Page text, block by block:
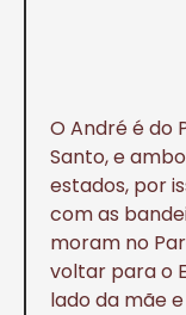
O André é do
Santo, e
estados, por
com as
moram no
voltar para o
lado da mãe